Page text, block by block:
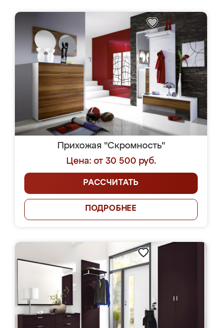
Прихожая "Скромность"
Цена: от 30 500 руб.
РАССЧИТАТЬ
ПОДРОБНЕЕ